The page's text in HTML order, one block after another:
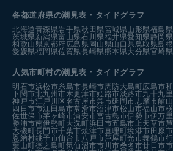
各都道府県の潮見表 ・タイドグラフ
北海道青森県岩手県秋田県宮城県山形県福島県
茨城県新潟県富山県石川県福井県愛知県静岡県
和歌山県京都府広島県 岡山県山口県鳥取県島
愛媛県福岡県佐賀県長崎県熊本県大分県宮崎県
人気市町村の潮見表・タイドグラフ
明石市浜松市糸島市長崎市周防大島町広島市
下関市北九州市木更津市姫路市淡路市九十九
神戸市江戸川区 名古屋市呉市延岡市志摩市館
四日市市江田島市常滑市沼津市松山市福山市
佐世保市茅ヶ崎市浦安市宮古島市伊勢市伊万
勝浦市南伊勢町大洗町浜田市五島市 上天草市
大磯町長門市千葉市焼津市亘理町境港市 田原市
恩納村銚子市仙台市八戸市芦屋町光市舞鶴市
葉山町徳之島町気仙沼市市川市桑名市廿日市市